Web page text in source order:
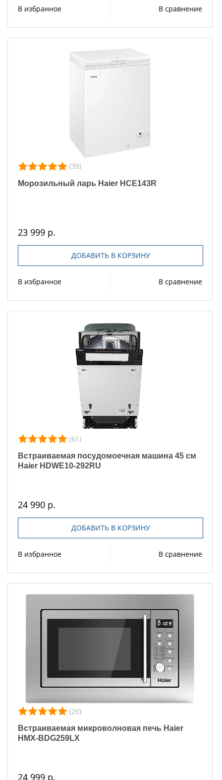
В избранное В сравнение
(39)
Морозильный ларь Haier HCE143R
23 999 р.
ДОБАВИТЬ В КОРЗИНУ
В избранное В сравнение
(61)
Встраиваемая посудомоечная машина 45 см
Haier HDWE10-292RU
24 990 р.
ДОБАВИТЬ В КОРЗИНУ
В избранное В сравнение
(26)
Встраиваемая микроволновая печь Haier
HMX-BDG259LX
24 999 р.